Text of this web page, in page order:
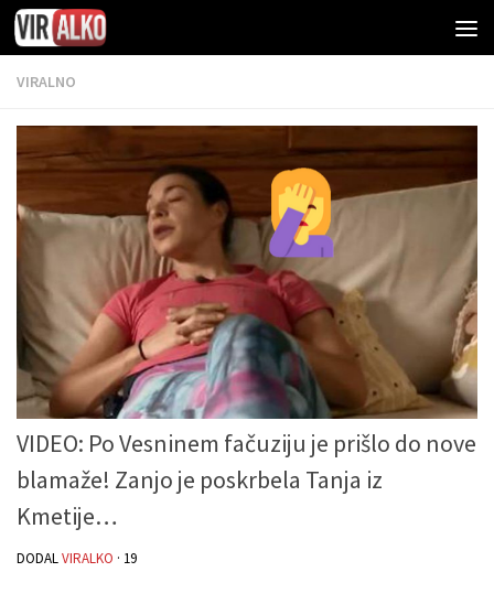
VIRALNO
VIDEO: Po Vesninem fačuziju je prišlo do nove
blamaže! Zanjo je poskrbela Tanja iz
Kmetije…
DODALVIRALKO · 19